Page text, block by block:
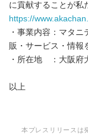
に貢献することが私
https://
・事業内容：マタ
販・サービス・情報
・所在地 ：大阪府
以上
本プレスリリースは